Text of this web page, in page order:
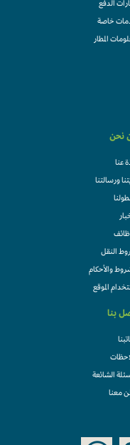
الدفع
خاصة
المطار
ورسالتنا
والأحكام
الموقع
الشائعة